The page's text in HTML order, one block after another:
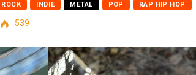
INDIE METAL POP RAP HIP HOP
539